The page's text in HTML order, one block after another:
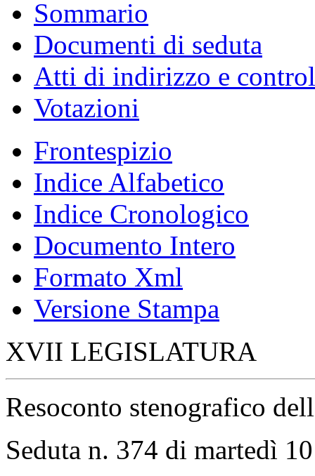
Sommario
Documenti di seduta
Atti di indirizzo e
Votazioni
Frontespizio
Indice Alfabetico
Indice Cronologico
Documento Intero
Formato Xml
Versione Stampa
XVII LEGISLATURA
Resoconto stenografico
Seduta n. 374 di martedì